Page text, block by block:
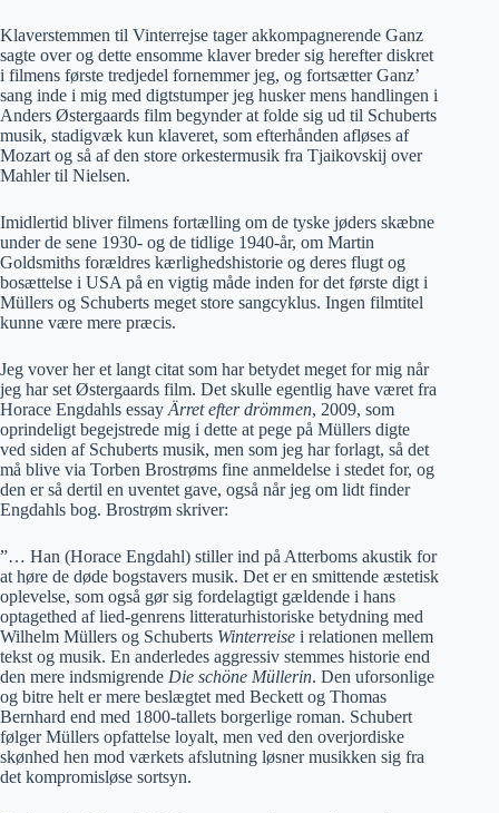
Klaverstemmen til Vinterrejse tager akkompagnerende Ganz
sagte over og dette ensomme klaver breder sig herefter diskret
i filmens første tredjedel fornemmer jeg, og fortsætter Ganz’
sang inde i mig med digtstumper jeg husker mens handlingen i
Anders Østergaards film begynder at folde sig ud til Schuberts
musik, stadigvæk kun klaveret, som efterhånden afløses af
Mozart og så af den store orkestermusik fra Tjaikovskij over
Mahler til Nielsen.
Imidlertid bliver filmens fortælling om de tyske jøders skæbne
under de sene 1930- og de tidlige 1940-år, om Martin
Goldsmiths forældres kærlighedshistorie og deres flugt og
bosættelse i USA på en vigtig måde inden for det første digt i
Müllers og Schuberts meget store sangcyklus. Ingen filmtitel
kunne være mere præcis.
Jeg vover her et langt citat som har betydet meget for mig når
jeg har set Østergaards film. Det skulle egentlig have været fra
Horace Engdahls essay Ärret efter drömmen, 2009, som
oprindeligt begejstrede mig i dette at pege på Müllers digte
ved siden af Schuberts musik, men som jeg har forlagt, så det
må blive via Torben Brostrøms fine anmeldelse i stedet for, og
den er så dertil en uventet gave, også når jeg om lidt finder
Engdahls bog. Brostrøm skriver:
”… Han (Horace Engdahl) stiller ind på Atterboms akustik for
at høre de døde bogstavers musik. Det er en smittende æstetisk
oplevelse, som også gør sig fordelagtigt gældende i hans
optagethed af lied-genrens litteraturhistoriske betydning med
Wilhelm Müllers og Schuberts Winterreise i relationen mellem
tekst og musik. En anderledes aggressiv stemmes historie end
den mere indsmigrende Die schöne Müllerin. Den uforsonlige
og bitre helt er mere beslægtet med Beckett og Thomas
Bernhard end med 1800-tallets borgerlige roman. Schubert
følger Müllers opfattelse loyalt, men ved den overjordiske
skønhed hen mod værkets afslutning løsner musikken sig fra
det kompromisløse sortsyn.